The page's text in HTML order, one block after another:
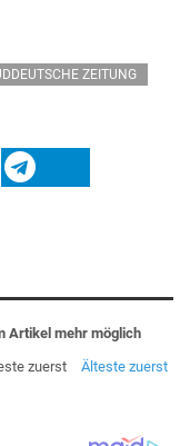
ZEITUNG
Artikel mehr möglich
zuerst
Älteste zuerst